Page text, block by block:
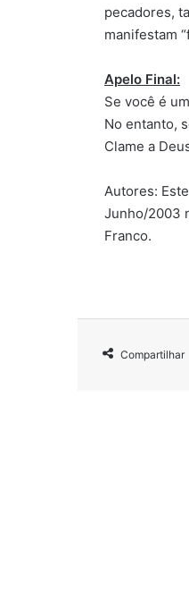
pecadores,
manifestam
Apelo Final:
Se você é
No entanto,
Clame a
Autores:
Junho/2003
Franco.
Compartilhar